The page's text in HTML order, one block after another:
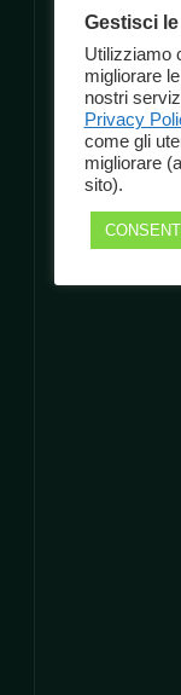
Gestisci
Utilizziamo
migliorare
nostri
Privacy
come gli
migliorare
sito).